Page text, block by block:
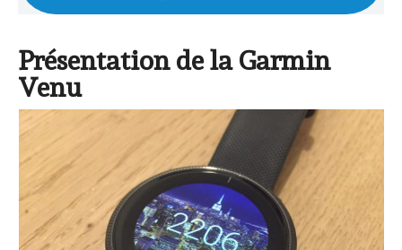
Présentation de la Garmin
Venu